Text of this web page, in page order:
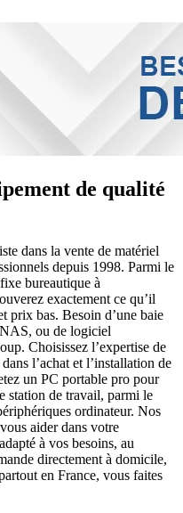
de qualité
dans la vente de matériel
depuis 1998. Parmi le
bureautique à
exactement ce qu’il
prix bas. Besoin d’une baie
ou de logiciel
Choisissez l’expertise de
l’achat et l’installation de
un PC portable pro pour
station de travail, parmi le
ordinateur. Nos
aider dans votre
à vos besoins, au
directement à domicile,
en France, vous faites